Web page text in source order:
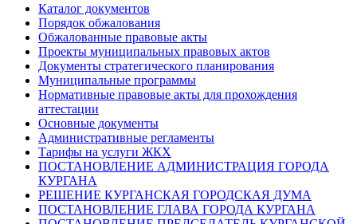
Каталог документов
Порядок обжалования
Обжалованные правовые акты
Проекты муниципальных правовых актов
Документы стратегического планирования
Муниципальные программы
Нормативные правовые акты для прохождения
аттестации
Основные документы
Административные регламенты
Тарифы на услуги ЖКХ
ПОСТАНОВЛЕНИЕ АДМИНИСТРАЦИЯ ГОРОДА
КУРГАНА
РЕШЕНИЕ КУРГАНСКАЯ ГОРОДСКАЯ ДУМА
ПОСТАНОВЛЕНИЕ ГЛАВА ГОРОДА КУРГАНА